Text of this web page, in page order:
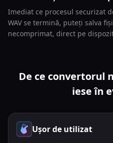
Imediat ce procesul securizat
WAV se termină, puteți salva
necomprimat, direct pe
De ce convertorul
iese în
Ușor de utilizat